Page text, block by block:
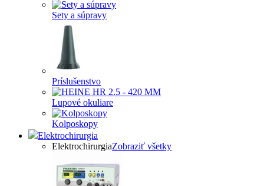
Sety a súpravy
Príslušenstvo
Lupové okuliare
Kolposkopy
Elektrochirurgia
ElektrochirurgiaZobraziť všetky